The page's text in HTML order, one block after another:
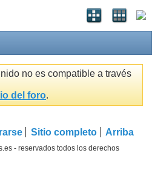
no es compatible a través
del foro.
Sitio completo Arriba
- reservados todos los derechos